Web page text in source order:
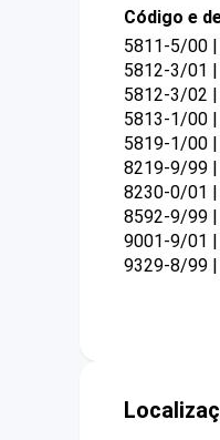
Código e
5811-5/00 |
5812-3/01 |
5812-3/02 |
5813-1/00 |
5819-1/00 |
8219-9/99 |
8230-0/01 |
8592-9/99 |
9001-9/01
9329-8/99 |